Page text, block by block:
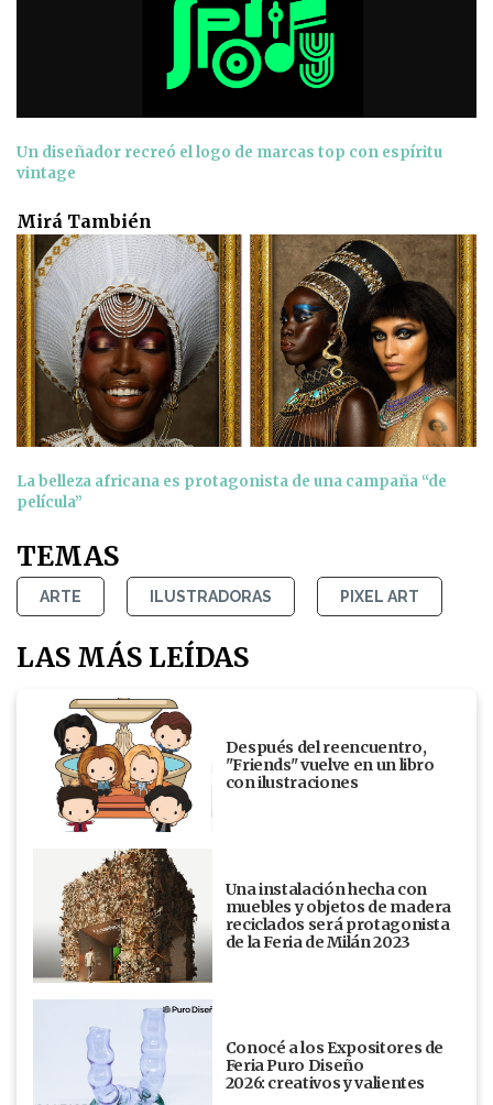
Un diseñador recreó el logo de marcas top con espíritu
vintage
Mirá También
La belleza africana es protagonista de una campaña “de
película”
TEMAS
ARTE ILUSTRADORAS PIXEL ART
LAS MÁS LEÍDAS
Después del reencuentro,
"Friends" vuelve en un libro
con ilustraciones
Una instalación hecha con
muebles y objetos de madera
reciclados será protagonista
de la Feria de Milán 2023
Conocé a los Expositores de
Feria Puro Diseño
2026: creativos y valientes